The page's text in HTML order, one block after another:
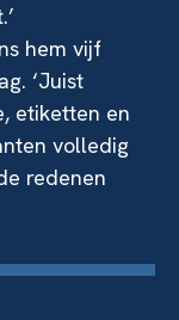
hem vijf
‘Juist
etiketten en
volledig
redenen